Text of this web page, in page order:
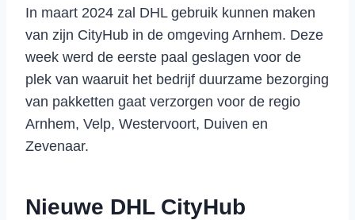
In maart 2024 zal DHL gebruik kunnen maken
van zijn CityHub in de omgeving Arnhem. Deze
week werd de eerste paal geslagen voor de
plek van waaruit het bedrijf duurzame bezorging
van pakketten gaat verzorgen voor de regio
Arnhem, Velp, Westervoort, Duiven en
Zevenaar.
Nieuwe DHL CityHub